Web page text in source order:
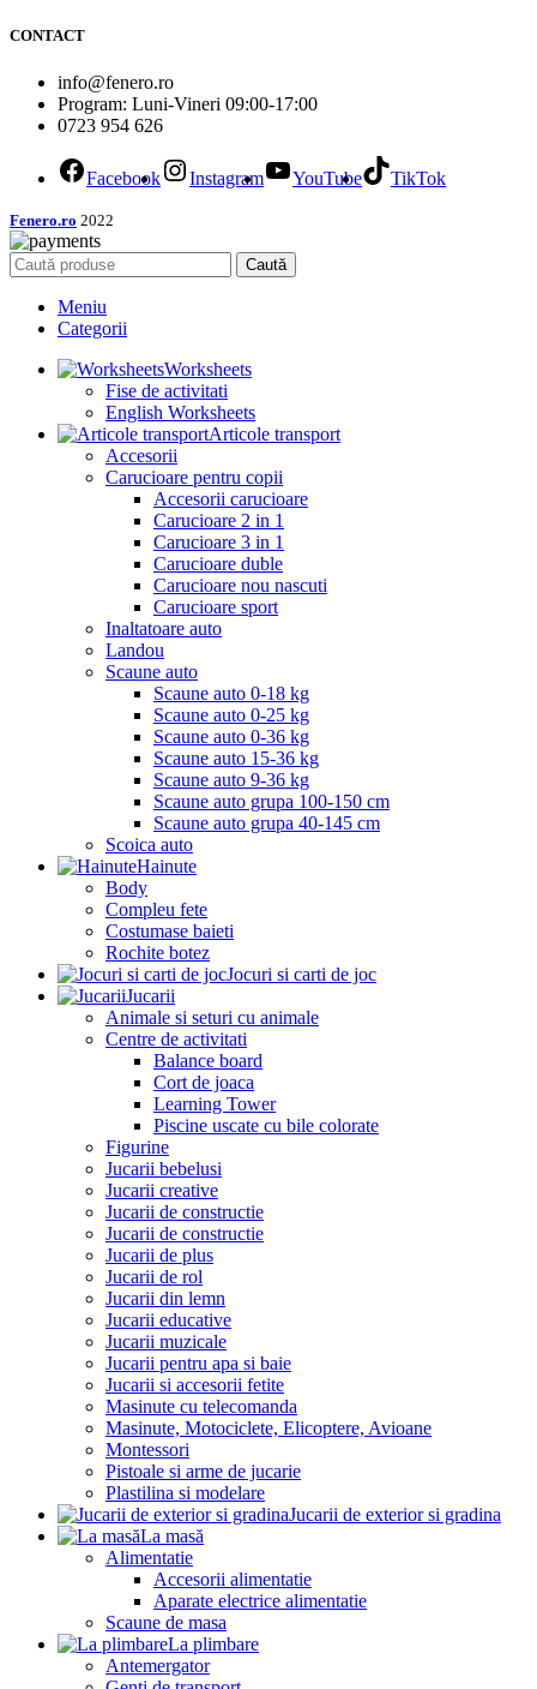
CONTACT
info@fenero.ro
Program: Luni-Vineri 09:00-17:00
0723 954 626
Facebook Instagram YouTube TikTok
Fenero.ro 2022
Caută
Meniu
Categorii
Worksheets
Fise de activitati
English Worksheets
Articole transport
Accesorii
Carucioare pentru copii
Accesorii carucioare
Carucioare 2 in 1
Carucioare 3 in 1
Carucioare duble
Carucioare nou nascuti
Carucioare sport
Inaltatoare auto
Landou
Scaune auto
Scaune auto 0-18 kg
Scaune auto 0-25 kg
Scaune auto 0-36 kg
Scaune auto 15-36 kg
Scaune auto 9-36 kg
Scaune auto grupa 100-150 cm
Scaune auto grupa 40-145 cm
Scoica auto
Hainute
Body
Compleu fete
Costumase baieti
Rochite botez
Jocuri si carti de joc
Jucarii
Animale si seturi cu animale
Centre de activitati
Balance board
Cort de joaca
Learning Tower
Piscine uscate cu bile colorate
Figurine
Jucarii bebelusi
Jucarii creative
Jucarii de constructie
Jucarii de constructie
Jucarii de plus
Jucarii de rol
Jucarii din lemn
Jucarii educative
Jucarii muzicale
Jucarii pentru apa si baie
Jucarii si accesorii fetite
Masinute cu telecomanda
Masinute, Motociclete, Elicoptere, Avioane
Montessori
Pistoale si arme de jucarie
Plastilina si modelare
Jucarii de exterior si gradina
La masă
Alimentatie
Accesorii alimentatie
Aparate electrice alimentatie
Scaune de masa
La plimbare
Antemergator